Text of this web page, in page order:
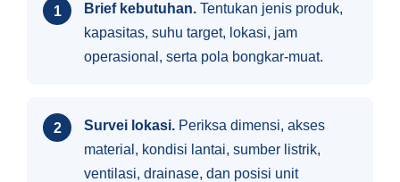
Brief kebutuhan. Tentukan jenis produk,
kapasitas, suhu target, lokasi, jam
operasional, serta pola bongkar-muat.
Survei lokasi. Periksa dimensi, akses
material, kondisi lantai, sumber listrik,
ventilasi, drainase, dan posisi unit